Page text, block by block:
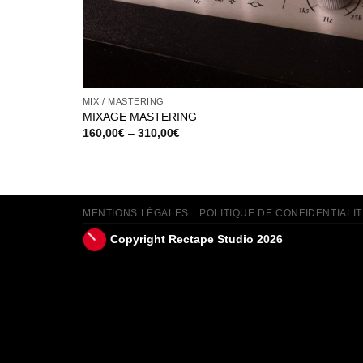
MIX / MASTERING
MIXAGE MASTERING
160,00€– 310,00€
MENTIONS LÉGALES POLITIQUE DE
Copyright Rectape Studio 2026